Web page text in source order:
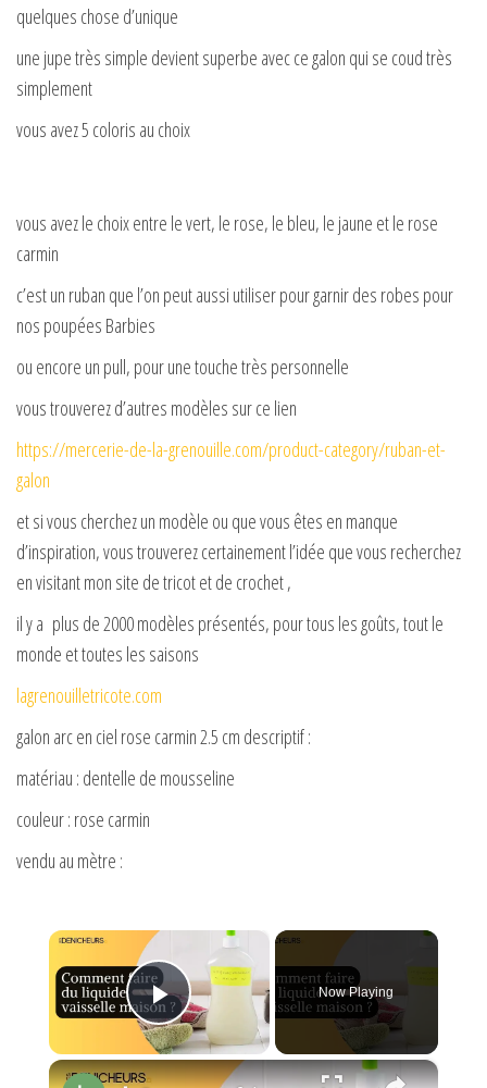
quelques chose d’unique
une jupe très simple devient superbe avec ce galon qui se coud très
simplement
vous avez 5 coloris au choix
vous avez le choix entre le vert, le rose, le bleu, le jaune et le rose
carmin
c’est un ruban que l’on peut aussi utiliser pour garnir des robes pour
nos poupées Barbies
ou encore un pull, pour une touche très personnelle
vous trouverez d’autres modèles sur ce lien
https://mercerie-de-la-grenouille.com/product-category/ruban-et-
galon
et si vous cherchez un modèle ou que vous êtes en manque
d’inspiration, vous trouverez certainement l’idée que vous recherchez
en visitant mon site de tricot et de crochet ,
il y a plus de 2000 modèles présentés, pour tous les goûts, tout le
monde et toutes les saisons
lagrenouilletricote.com
galon arc en ciel rose carmin 2.5 cm descriptif :
matériau : dentelle de mousseline
couleur : rose carmin
vendu au mètre :
Play Video
Now Playing
×